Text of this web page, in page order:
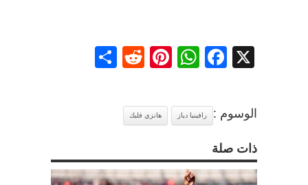
X
Facebook
WhatsApp
Pinterest
Reddit
الوسوم : رافينيا دياز هانزي فليك
ذات صلة